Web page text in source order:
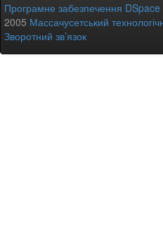
Програмне забезпечення DSpace
2005 Массачусетський
Зворотний зв’язок